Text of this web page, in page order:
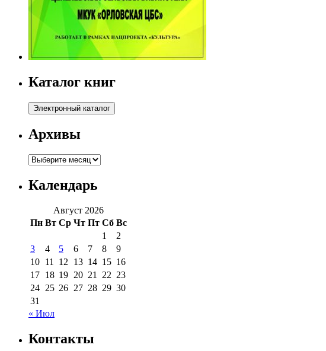
Каталог книг
Архивы
Архивы
Календарь
Август 2026
Пн Вт Ср Чт Пт Сб Вс
1
2
3
4 5 6 7 8
9
10 11 12 13 14 15 16
17 18 19 20 21 22 23
24 25 26 27 28 29 30
31
« Июл
Контакты